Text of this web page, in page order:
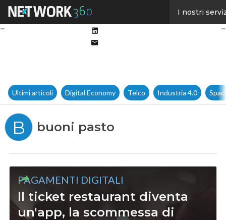
I nostri
Ultimi articoli Digital Economy Telco Industria 4.0
B buoni pasto
PAGAMENTI DIGITALI
Il ticket restaurant diventa
un'app, la scommessa di